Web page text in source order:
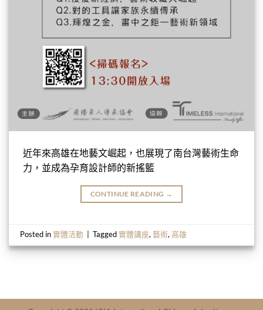
近年來高雄在地藝文崛起，也展現了南台灣藝術生命
力，並成為孕育設計師的新搖籃
CONTINUE READING →
Posted in實體活動 Tagged實體講座, 藝術,高雄